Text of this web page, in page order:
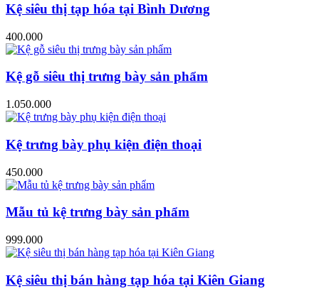
Kệ siêu thị tạp hóa tại Bình Dương
400.000
Kệ gỗ siêu thị trưng bày sản phẩm
1.050.000
Kệ trưng bày phụ kiện điện thoại
450.000
Mẫu tủ kệ trưng bày sản phẩm
999.000
Kệ siêu thị bán hàng tạp hóa tại Kiên Giang